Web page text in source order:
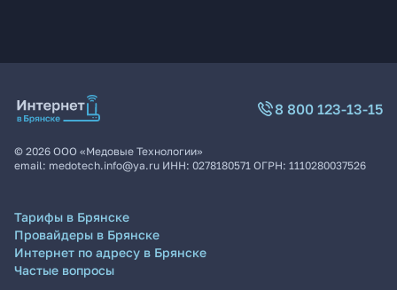
8 800 123-13-15
© 2026 ООО «Медовые Технологии»
email: medotech.info@ya.ru ИНН: 0278180571 ОГРН: 1110280037526
Тарифы в Брянске
Провайдеры в Брянске
Интернет по адресу в Брянске
Частые вопросы